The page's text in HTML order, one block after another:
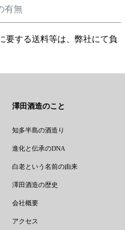
有無
要する送料等は、弊社にて負
澤田酒造のこと
知多半島の酒造り
進化と伝承のDNA
白老という名前の由来
澤田酒造の歴史
会社概要
アクセス